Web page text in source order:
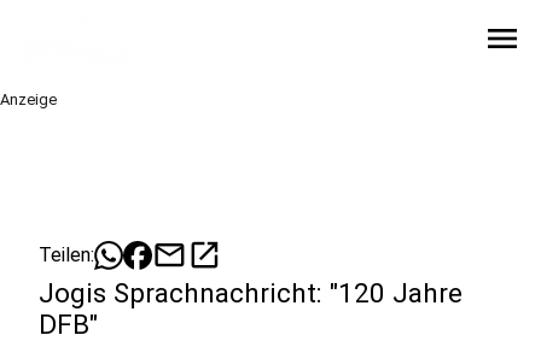
menu
Anzeige
Teilen: mailopen_in_new
Jogis Sprachnachricht: "120 Jahre
DFB"